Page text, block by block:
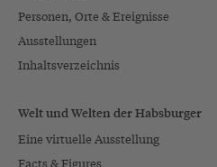
Personen, Orte & Ereignisse
Ausstellungen
Inhaltsverzeichnis
Welt und Welten der Habsburger
Eine virtuelle Ausstellung
Facts & Figures